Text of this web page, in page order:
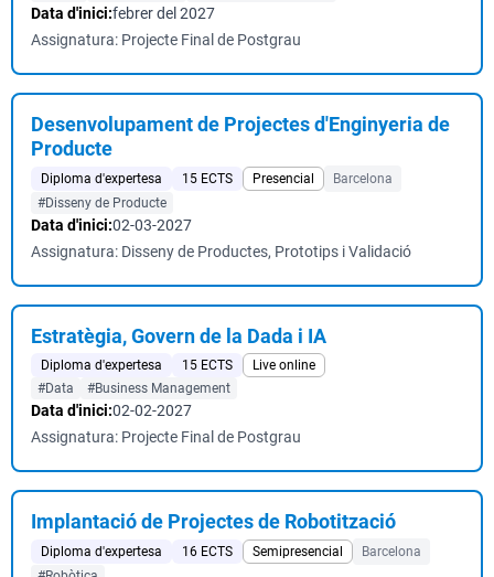
Data d'inici:febrer del 2027
Assignatura: Projecte Final de Postgrau
Desenvolupament de Projectes d'Enginyeria de
Producte
Diploma d'expertesa 15 ECTS Presencial
Barcelona
#Disseny de Producte
Data d'inici:02-03-2027
Assignatura: Disseny de Productes, Prototips i Validació
Estratègia, Govern de la Dada i IA
Diploma d'expertesa 15 ECTS
Live online
#Data
#Business Management
Data d'inici:02-02-2027
Assignatura: Projecte Final de Postgrau
Implantació de Projectes de Robotització
Diploma d'expertesa 16 ECTS Semipresencial
Barcelona